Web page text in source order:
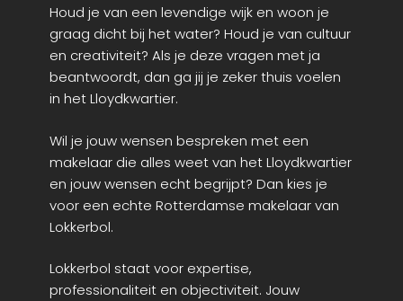
Houd je van een levendige wijk en woon je
graag dicht bij het water? Houd je van cultuur
en creativiteit? Als je deze vragen met ja
beantwoordt, dan ga jij je zeker thuis voelen
in het Lloydkwartier.
Wil je jouw wensen bespreken met een
makelaar die alles weet van het Lloydkwartier
en jouw wensen echt begrijpt? Dan kies je
voor een echte Rotterdamse makelaar van
Lokkerbol.
Lokkerbol staat voor expertise,
professionaliteit en objectiviteit. Jouw